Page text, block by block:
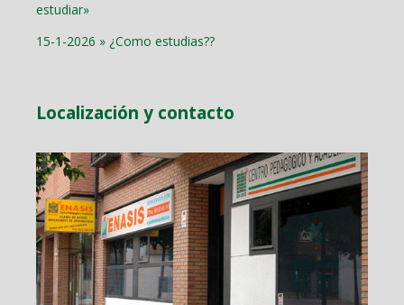
estudiar»
15-1-2026 » ¿Como estudias??
Localización y contacto